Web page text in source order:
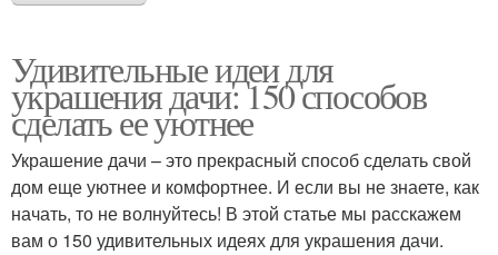
Удивительные идеи для
украшения дачи: 150 способов
сделать ее уютнее
Украшение дачи – это прекрасный способ сделать свой
дом еще уютнее и комфортнее. И если вы не знаете, как
начать, то не волнуйтесь! В этой статье мы расскажем
вам о 150 удивительных идеях для украшения дачи.